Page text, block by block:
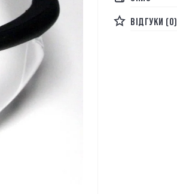
ВІДГУКИ (0)